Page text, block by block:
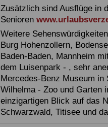
Zusätzlich sind Ausflüge in
Senioren
Weitere
Burg Hohenzollern,
Baden-Baden, Mannheim
dem Luisenpark - , sehr
Mercedes-Benz Museum
Wilhelma - Zoo und Garten
einzigartigen Blick auf das
Schwarzwald, Titisee und